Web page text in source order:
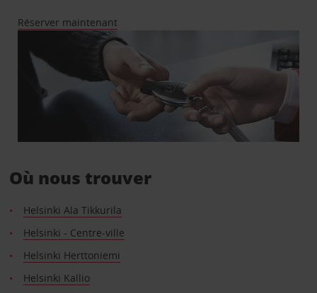
Réserver maintenant
Où nous trouver
Helsinki Ala Tikkurila
Helsinki - Centre-ville
Helsinki Herttoniemi
Helsinki Kallio